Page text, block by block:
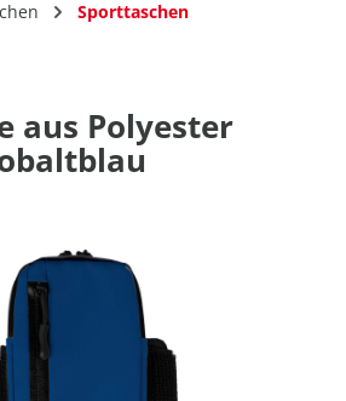
Sporttaschen
aus Polyester